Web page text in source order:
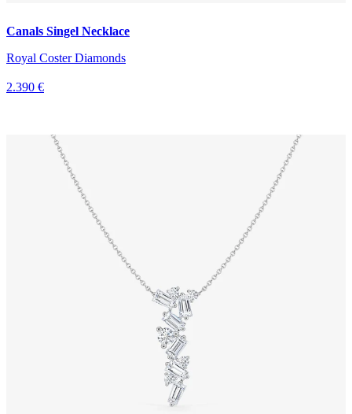
Canals Singel Necklace
Royal Coster Diamonds
2.390 €